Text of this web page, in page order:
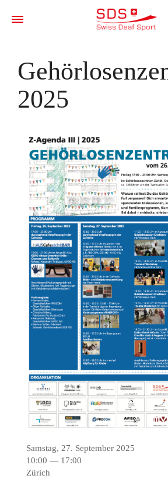
2025
Samstag, 27. September 2025
10:00 — 17:00
Zürich